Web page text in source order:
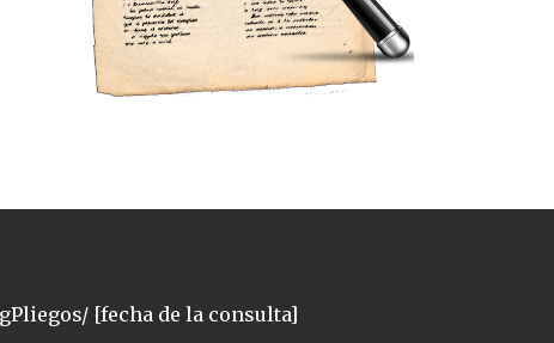
[fecha de la consulta]